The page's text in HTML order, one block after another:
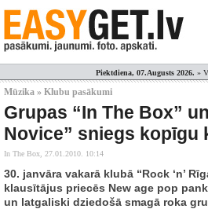
Piektdiena, 07.Augusts 2026. »
Mūzika » Klubu pasākumi
Grupas “In The Box”
Novice” sniegs kopīgu
In The Box, 27.01.2010. 10:14
30. janvāra vakarā klubā “Rock ‘n’
klausītājus priecēs New age pop
un latgaliski dziedošā smagā roka